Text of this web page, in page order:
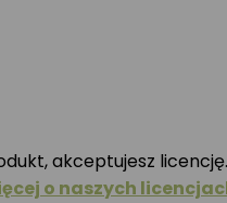
akceptujesz licencję.
o naszych